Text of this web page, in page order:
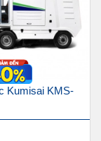
Kumisai KMS-